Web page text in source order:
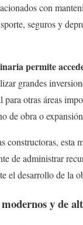
con
seguros y
permite
grandes
otras áreas
de obra o
constructoras, esta
de administrar
el desarrollo de la
modernos y de